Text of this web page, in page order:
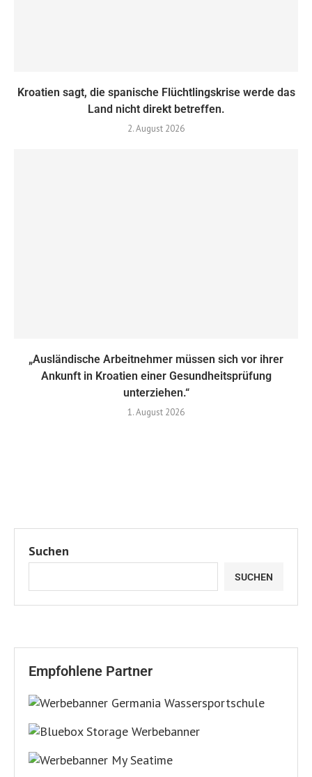
Kroatien sagt, die spanische Flüchtlingskrise werde das
Land nicht direkt betreffen.
2. August 2026
„Ausländische Arbeitnehmer müssen sich vor ihrer
Ankunft in Kroatien einer Gesundheitsprüfung
unterziehen.“
1. August 2026
Suchen
SUCHEN
Empfohlene Partner